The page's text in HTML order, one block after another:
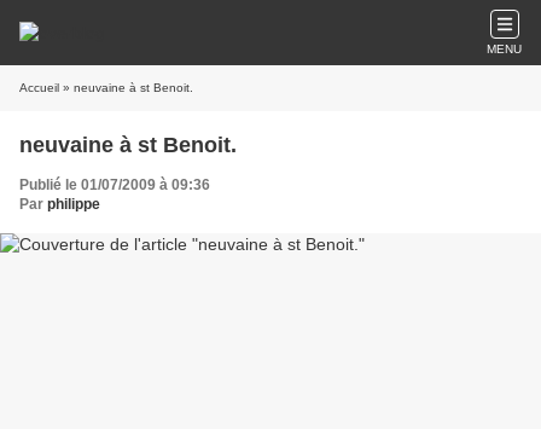
MENU
Accueil » neuvaine à st Benoit.
neuvaine à st Benoit.
Publié le 01/07/2009 à 09:36
Par philippe